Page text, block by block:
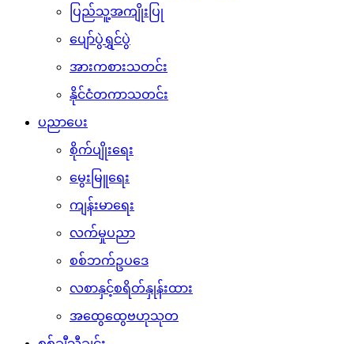
ပြည်သူ့အကျိုးပြု
ပျော်ပွဲရွှင်ပွဲ
အားကစားသတင်း
နိုင်ငံတကာသတင်း
ပညာပေး
စိုက်ပျိုးရေး
မွေးမြူရေး
ကျန်းမာရေး
လက်မှုပညာ
စစ်ဘက်ဥပဒေ
လစာနှင့်စရိတ်နှုန်းထား
အထွေထွေဗဟုသုတ